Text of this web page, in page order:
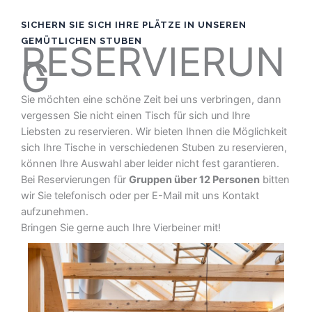
SICHERN SIE SICH IHRE PLÄTZE IN UNSEREN
GEMÜTLICHEN STUBEN
RESERVIERUN
G
Sie möchten eine schöne Zeit bei uns verbringen, dann
vergessen Sie nicht einen Tisch für sich und Ihre
Liebsten zu reservieren. Wir bieten Ihnen die Möglichkeit
sich Ihre Tische in verschiedenen Stuben zu reservieren,
können Ihre Auswahl aber leider nicht fest garantieren.
Bei Reservierungen für Gruppen über 12 Personen bitten
wir Sie telefonisch oder per E-Mail mit uns Kontakt
aufzunehmen.
Bringen Sie gerne auch Ihre Vierbeiner mit!